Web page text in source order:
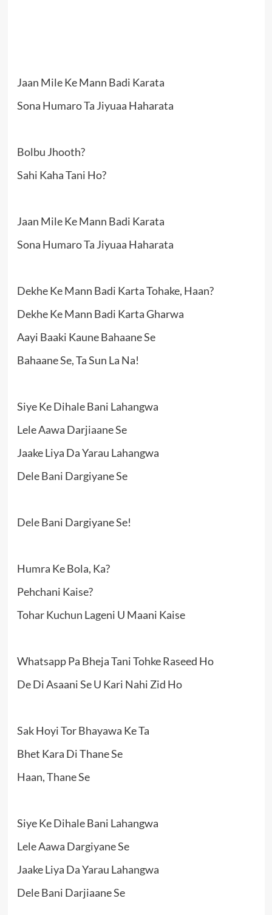
Jaan Mile Ke Mann Badi Karata
Sona Humaro Ta Jiyuaa Haharata
Bolbu Jhooth?
Sahi Kaha Tani Ho?
Jaan Mile Ke Mann Badi Karata
Sona Humaro Ta Jiyuaa Haharata
Dekhe Ke Mann Badi Karta Tohake, Haan?
Dekhe Ke Mann Badi Karta Gharwa
Aayi Baaki Kaune Bahaane Se
Bahaane Se, Ta Sun La Na!
Siye Ke Dihale Bani Lahangwa
Lele Aawa Darjiaane Se
Jaake Liya Da Yarau Lahangwa
Dele Bani Dargiyane Se
Dele Bani Dargiyane Se!
Humra Ke Bola, Ka?
Pehchani Kaise?
Tohar Kuchun Lageni U Maani Kaise
Whatsapp Pa Bheja Tani Tohke Raseed Ho
De Di Asaani Se U Kari Nahi Zid Ho
Sak Hoyi Tor Bhayawa Ke Ta
Bhet Kara Di Thane Se
Haan, Thane Se
Siye Ke Dihale Bani Lahangwa
Lele Aawa Dargiyane Se
Jaake Liya Da Yarau Lahangwa
Dele Bani Darjiaane Se